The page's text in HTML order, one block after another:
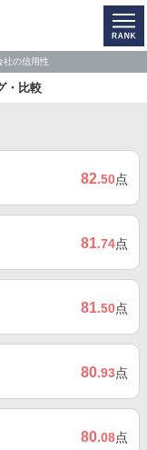
社の信用性
・比較
82.50点
81.74点
81.50点
80.93点
80.08点